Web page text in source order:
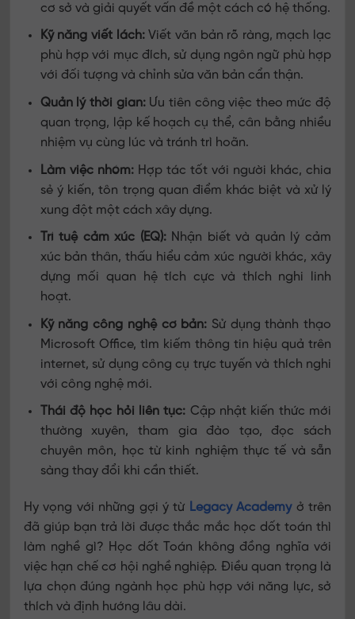
cơ sở và giải quyết vấn đề một cách có hệ thống.
Kỹ năng viết lách:Viết văn bản rõ ràng, mạch lạc
phù hợp với mục đích, sử dụng ngôn ngữ phù hợp
với đối tượng và chỉnh sửa văn bản cẩn thận.
Quản lý thời gian:Ưu tiên công việc theo mức độ
quan trọng, lập kế hoạch cụ thể, cân bằng nhiều
nhiệm vụ cùng lúc và tránh trì hoãn.
Làm việc nhóm:Hợp tác tốt với người khác, chia
sẻ ý kiến, tôn trọng quan điểm khác biệt và xử lý
xung đột một cách xây dựng.
Trí tuệ cảm xúc (EQ):Nhận biết và quản lý cảm
xúc bản thân, thấu hiểu cảm xúc người khác, xây
dựng mối quan hệ tích cực và thích nghi linh
hoạt.
Kỹ năng công nghệ cơ bản: Sử dụng thành thạo
Microsoft Office, tìm kiếm thông tin hiệu quả trên
internet, sử dụng công cụ trực tuyến và thích nghi
với công nghệ mới.
Thái độ học hỏi liên tục: Cập nhật kiến thức mới
thường xuyên, tham gia đào tạo, đọc sách
chuyên môn, học từ kinh nghiệm thực tế và sẵn
sàng thay đổi khi cần thiết.
Hy vọng với những gợi ý từ Legacy Academyở trên
đã giúp bạn trả lời được thắc mắc học dốt toán thì
làm nghề gì? Học dốt Toán không đồng nghĩa với
việc hạn chế cơ hội nghề nghiệp. Điều quan trọng là
lựa chọn đúng ngành học phù hợp với năng lực, sở
thích và định hướng lâu dài.